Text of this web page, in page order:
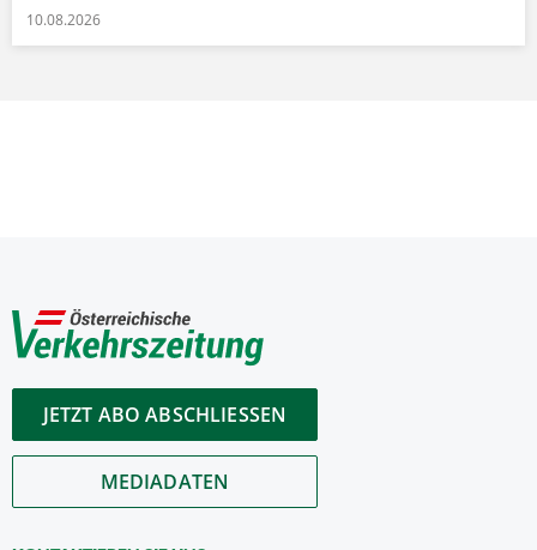
10.08.2026
JETZT ABO ABSCHLIESSEN
MEDIADATEN